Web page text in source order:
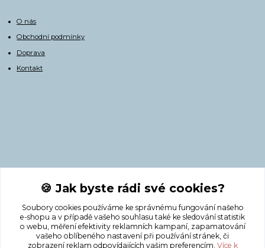
O nás
Obchodní podmínky
Doprava
Kontakt
Kontakty
+420 775 308 750
info@masnicak.cz
🍪 Jak byste rádi své cookies?
Soubory cookies používáme ke správnému fungování našeho
e-shopu a v případě vašeho souhlasu také ke sledování statistik
o webu, měření efektivity reklamních kampaní, zapamatování
vašeho oblíbeného nastavení při používání stránek, či
zobrazení reklam odpovídajících vašim preferencím. Více k